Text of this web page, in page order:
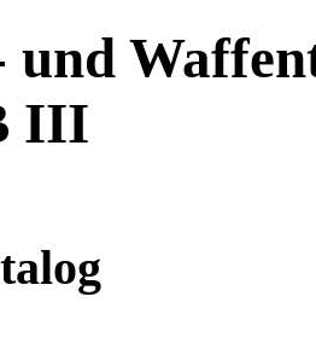
und
III